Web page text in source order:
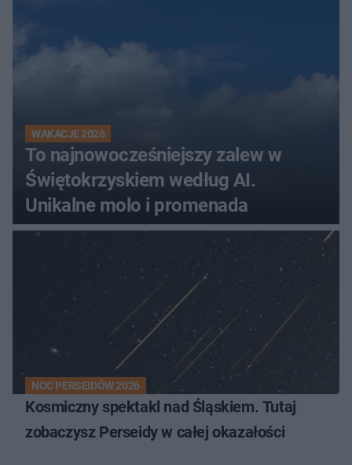
WAKACJE 2026
To najnowocześniejszy zalew w
Świętokrzyskiem według AI.
Unikalne molo i promenada
NOC PERSEIDÓW 2026
Kosmiczny spektakl nad Śląskiem. Tutaj
zobaczysz Perseidy w całej okazałości